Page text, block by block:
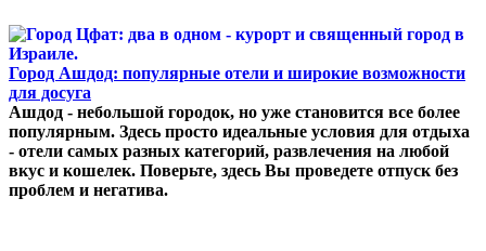
Город Ашдод: популярные отели и широкие возможности
для досуга
Ашдод - небольшой городок, но уже становится все более
популярным. Здесь просто идеальные условия для отдыха
- отели самых разных категорий, развлечения на любой
вкус и кошелек. Поверьте, здесь Вы проведете отпуск без
проблем и негатива.